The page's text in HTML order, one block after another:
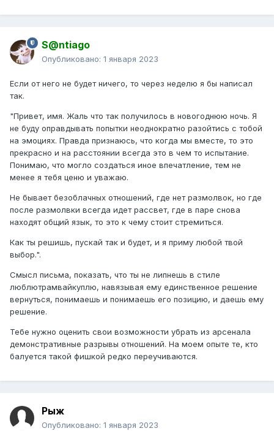
Я понимаю что сейчас бежать и снова падать в его ноги
с мольбами все вернуть-я так еще больше потеряю
себя. Если и писать, то что? Игнор тоже не подходит-мой
получила в ответ что общение ему неприятно. Я не знаю
что еще я могу сделать. Не трогаю его 2 недели, кроме
2х сообщений на праздники-тишина, страницу мониторит
каждый день. Если он решил все закончить, зачем
поздравлял? Только надежду дает... Подскажите
напишет то все? Потерять его очень не хочу, вариант
Сейчас спокойно занимаюсь своими делами, но иногда
решила написать сюда. Возможно тут мне смогут
помочь. На все вопросы отвечу. Тапками только сильно
А манипуляции расставанием это вообще треш.
S@ntiago
Опубликовано: 1 января 2023
Если от него не будет ничего, то через неделю я бы написал
так.
"Привет, имя. Жаль что так получилось в новогоднюю ночь. Я
не буду оправдывать попытки неоднократно разойтись с тобой
на эмоциях. Правда признаюсь, что когда мы вместе, то это
прекрасно и на расстоянии всегда это в чем то испытание.
Понимаю, что могло создаться иное впечатление, тем не
менее я тебя ценю и уважаю.
Не бывает безоблачных отношений, где нет размолвок, но где
после размолвки всегда идет рассвет, где в паре снова
находят общий язык, то это к чему стоит стремиться.
Как ты решишь, пускай так и будет, и я приму любой твой
выбор.".
Смысл письма, показать, что ты не липнешь в стиле
люблютрамвайкуплю, навязывая ему единственное решение
вернуться, понимаешь и понимаешь его позицию, и даешь ему
решение.
Тебе нужно оценить свои возможности убрать из арсенала
демонстративные разрывы отношений. На моем опыте те, кто
балуется такой фишкой редко переучиваются.
Рыж
Опубликовано: 1 января 2023